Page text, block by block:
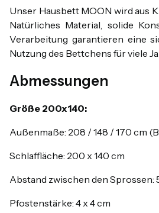
Unser Hausbett MOON wird aus
Natürliches Material, solide
Verarbeitung garantieren eine
Nutzung des Bettchens für viele
Abmessungen
Größe 200x140:
Außenmaße: 208 / 148 / 170 cm
Schlaffläche: 200 x 140 cm
Abstand zwischen den Sprossen:
Pfostenstärke: 4 x 4 cm